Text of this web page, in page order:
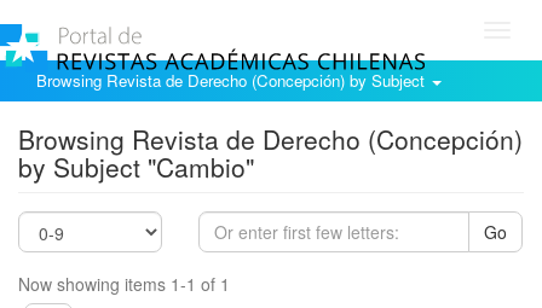
Browsing Revista de Derecho (Concepción) by Subject
Browsing Revista de Derecho (Concepción)
by Subject "Cambio"
Go
Now showing items 1-1 of 1